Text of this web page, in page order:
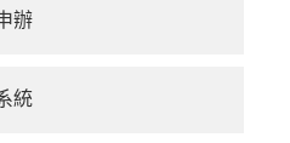
辦
統